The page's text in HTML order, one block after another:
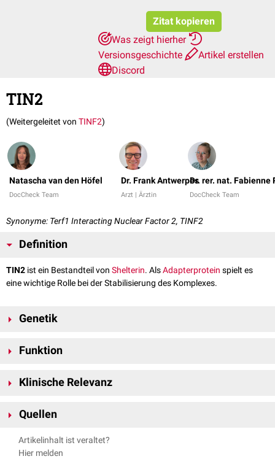
Zitat kopieren
Was zeigt hierher
Versionsgeschichte
Artikel erstellen
Discord
TIN2
(Weitergeleitet von TINF2)
Natascha van den Höfel
DocCheck Team
Dr. Frank Antwerpes
Arzt | Ärztin
Dr. rer. nat. Fabienne
DocCheck Team
Synonyme: Terf1 Interacting Nuclear Factor 2, TINF2
Definition
TIN2 ist ein Bestandteil von Shelterin. AlsAdapterprotein spielt es
eine wichtige Rolle bei der Stabilisierung des Komplexes.
Genetik
14q12kodiert.
Funktion
TPP1 /POT1und stabilisiert den gesamten Shelterin-Komplex. Es ist
Klinische Relevanz
Dyskeratosis congenita
Quellen
GeneCards; TINF2Gene
Mir SM et al.;
Artikelinhalt ist veraltet?
Hier melden